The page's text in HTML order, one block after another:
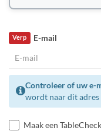
E-mail
Verp
Controleer of uw e-
wordt naar dit adres
Maak een